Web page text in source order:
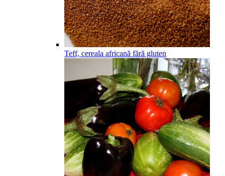
Teff, cereala africană fără gluten